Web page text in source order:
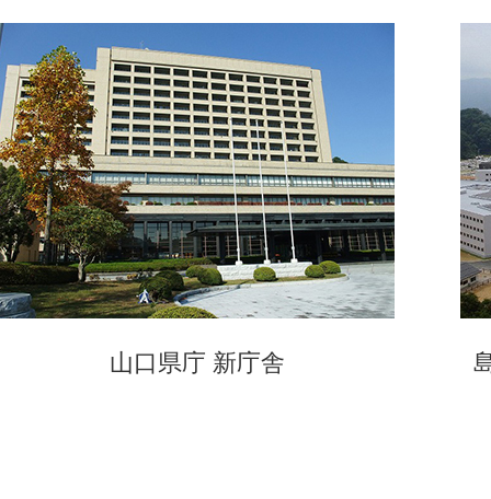
山口県庁 新庁舎